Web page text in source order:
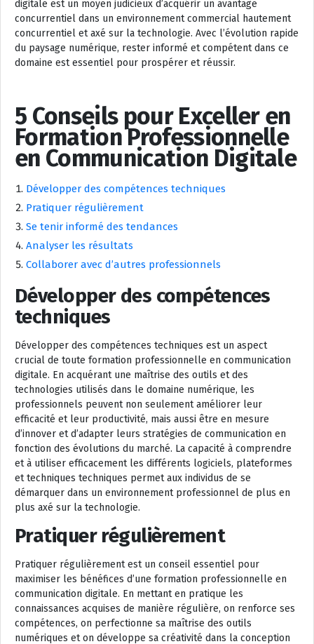
digitale est un moyen judicieux d’acquérir un avantage
concurrentiel dans un environnement commercial hautement
concurrentiel et axé sur la technologie. Avec l’évolution rapide
du paysage numérique, rester informé et compétent dans ce
domaine est essentiel pour prospérer et réussir.
5 Conseils pour Exceller en
Formation Professionnelle
en Communication Digitale
Développer des compétences techniques
Pratiquer régulièrement
Se tenir informé des tendances
Analyser les résultats
Collaborer avec d’autres professionnels
Développer des compétences
techniques
Développer des compétences techniques est un aspect
crucial de toute formation professionnelle en communication
digitale. En acquérant une maîtrise des outils et des
technologies utilisés dans le domaine numérique, les
professionnels peuvent non seulement améliorer leur
efficacité et leur productivité, mais aussi être en mesure
d’innover et d’adapter leurs stratégies de communication en
fonction des évolutions du marché. La capacité à comprendre
et à utiliser efficacement les différents logiciels, plateformes
et techniques techniques permet aux individus de se
démarquer dans un environnement professionnel de plus en
plus axé sur la technologie.
Pratiquer régulièrement
Pratiquer régulièrement est un conseil essentiel pour
maximiser les bénéfices d’une formation professionnelle en
communication digitale. En mettant en pratique les
connaissances acquises de manière régulière, on renforce ses
compétences, on perfectionne sa maîtrise des outils
numériques et on développe sa créativité dans la conception